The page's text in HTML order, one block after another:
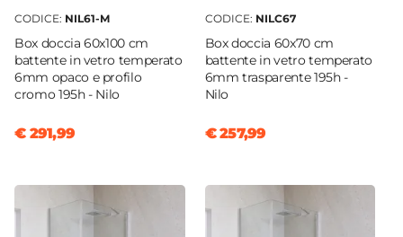
CODICE: NIL61-M
Box doccia 60x100 cm
battente in vetro temperato
6mm opaco e profilo
cromo 195h - Nilo
€ 291,99
CODICE: NILC67
Box doccia 60x70 cm
battente in vetro temperato
6mm trasparente 195h -
Nilo
€ 257,99